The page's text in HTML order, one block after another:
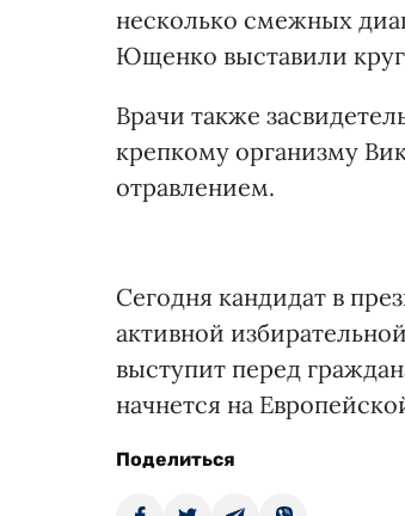
несколько смежных
Ющенко выставили
Врачи также
крепкому организму
отравлением.
Сегодня кандидат в
активной
выступит перед
начнется на
Поделиться